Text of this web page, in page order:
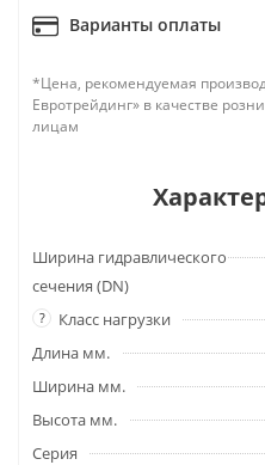
Варианты оплаты
*Цена, рекомендуемая
Евротрейдинг» в качестве
лицам
Ширина гидравлического
сечения (DN)
? Класс нагрузки
Длина мм.
Ширина мм.
Высота мм.
Серия